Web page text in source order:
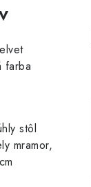
farba
stôl
mramor,